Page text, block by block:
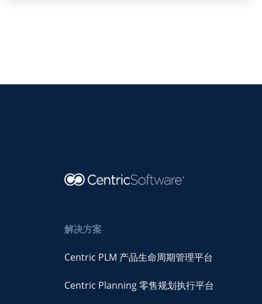
解决方案
Centric PLM 产品生命周期管理平台
Centric Planning 零售规划执行平台